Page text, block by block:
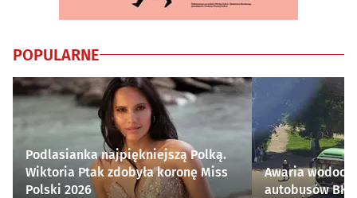
POPULARNE
Podlasianka najpiękniejszą Polką.
Wiktoria Ptak zdobyła koronę Miss
Polski 2026
Awaria
autobusów